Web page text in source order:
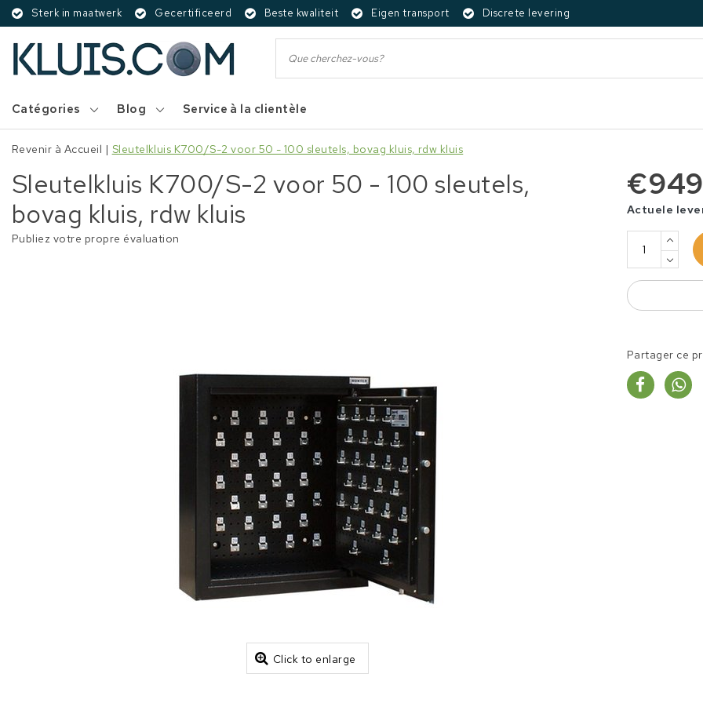
Sterk in maatwerk Gecertificeerd Beste kwaliteit Eigen transport Discrete levering
Catégories Blog Service à la clientèle
Revenir à Accueil | Sleutelkluis K700/S-2 voor 50 - 100 sleutels, bovag kluis, rdw kluis
Sleutelkluis K700/S-2 voor 50 - 100 sleutels,
bovag kluis, rdw kluis
Publiez votre propre évaluation
Click to enlarge
Actuele
Partager ce